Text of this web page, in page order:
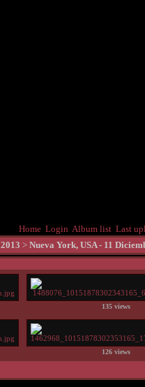
Home Login Album list Last
2013 > Nueva York, USA - 11
135 views
126 views